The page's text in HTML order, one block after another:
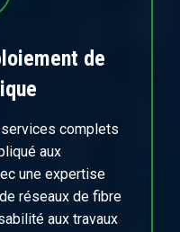
de
complets
aux
une expertise
réseaux de fibre
aux travaux